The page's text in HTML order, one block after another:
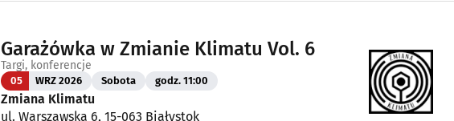
Garażówka w Zmianie Klimatu Vol. 6
Targi, konferencje
05 WRZ 2026 Sobota godz. 11:00
Zmiana Klimatu
ul. Warszawska 6, 15-063 Białystok